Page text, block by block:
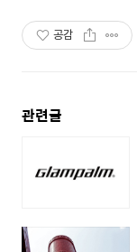
공감
관련글